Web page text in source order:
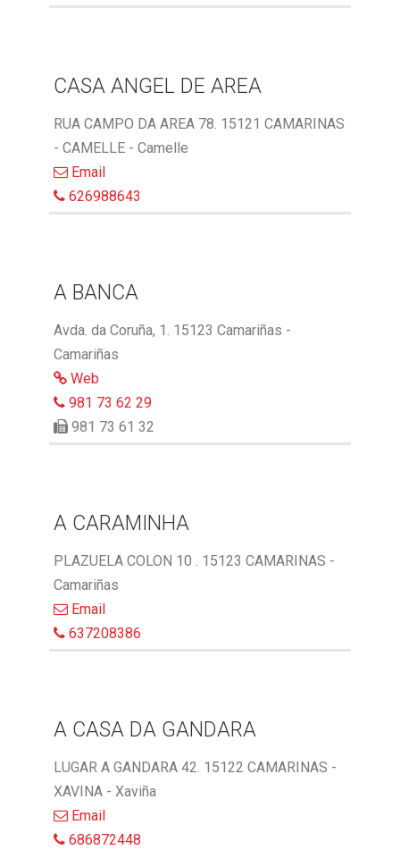
CASA ANGEL DE AREA
RUA CAMPO DA AREA 78. 15121 CAMARINAS
- CAMELLE - Camelle
Email
626988643
A BANCA
Avda. da Coruña, 1. 15123 Camariñas -
Camariñas
Web
981 73 62 29
981 73 61 32
A CARAMINHA
PLAZUELA COLON 10 . 15123 CAMARINAS -
Camariñas
Email
637208386
A CASA DA GANDARA
LUGAR A GANDARA 42. 15122 CAMARINAS -
XAVINA - Xaviña
Email
686872448